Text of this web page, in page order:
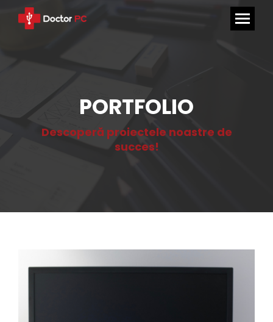
PORTFOLIO
Descoperă proiectele noastre de
succes!